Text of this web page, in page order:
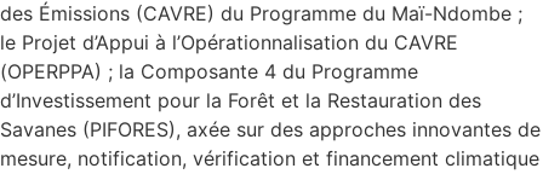
des Émissions (CAVRE) du Programme du Maï-Ndombe ;
le Projet d’Appui à l’Opérationnalisation du CAVRE
(OPERPPA) ; la Composante 4 du Programme
d’Investissement pour la Forêt et la Restauration des
Savanes (PIFORES), axée sur des approches innovantes de
mesure, notification, vérification et financement climatique